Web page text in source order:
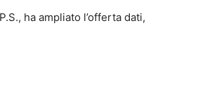
ha ampliato l’offerta dati,